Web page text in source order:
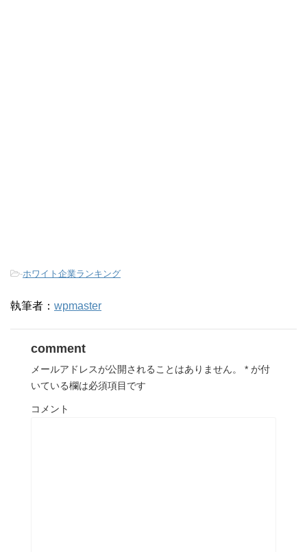
-ホワイト企業ランキング
執筆者： wpmaster
comment
メールアドレスが公開されることはありません。 * が付
いている欄は必須項目です
コメント